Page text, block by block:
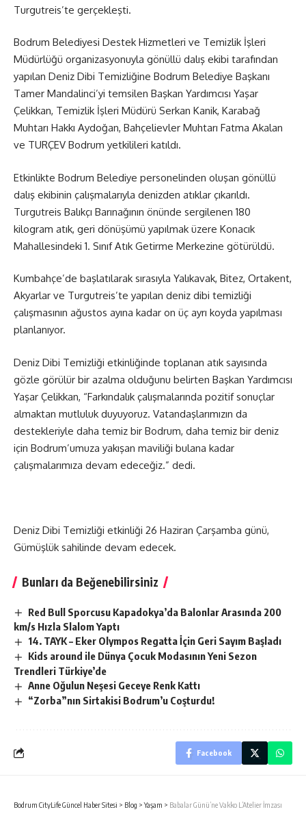
Turgutreis’te gerçekleşti.
Bodrum Belediyesi Destek Hizmetleri ve Temizlik İşleri
Müdürlüğü organizasyonuyla gönüllü dalış ekibi tarafından
yapılan Deniz Dibi Temizliğine Bodrum Belediye Başkanı
Tamer Mandalinci’yi temsilen Başkan Yardımcısı Yaşar
Çelikkan, Temizlik İşleri Müdürü Serkan Kanik, Karabağ
Muhtarı Hakkı Aydoğan, Bahçelievler Muhtarı Fatma Akalan
ve TURÇEV Bodrum yetkilileri katıldı.
Etkinlikte Bodrum Belediye personelinden oluşan gönüllü
dalış ekibinin çalışmalarıyla denizden atıklar çıkarıldı.
Turgutreis Balıkçı Barınağının önünde sergilenen 180
kilogram atık, geri dönüşümü yapılmak üzere Konacık
Mahallesindeki 1. Sınıf Atık Getirme Merkezine götürüldü.
Kumbahçe’de başlatılarak sırasıyla Yalıkavak, Bitez, Ortakent,
Akyarlar ve Turgutreis’te yapılan deniz dibi temizliği
çalışmasının ağustos ayına kadar on üç ayrı koyda yapılması
planlanıyor.
Deniz Dibi Temizliği etkinliğinde toplanan atık sayısında
gözle görülür bir azalma olduğunu belirten Başkan Yardımcısı
Yaşar Çelikkan, “Farkındalık çalışmalarında pozitif sonuçlar
almaktan mutluluk duyuyoruz. Vatandaşlarımızın da
destekleriyle daha temiz bir Bodrum, daha temiz bir deniz
için Bodrum’umuza yakışan maviliği bulana kadar
çalışmalarımıza devam edeceğiz.” dedi.
Deniz Dibi Temizliği etkinliği 26 Haziran Çarşamba günü,
Gümüşlük sahilinde devam edecek.
Bunları da Beğenebilirsiniz
Red Bull Sporcusu Kapadokya’da Balonlar Arasında 200
km/s Hızla Slalom Yaptı
14. TAYK – Eker Olympos Regatta İçin Geri Sayım Başladı
Kids around ile Dünya Çocuk Modasının Yeni Sezon
Trendleri Türkiye’de
Anne Oğulun Neşesi Geceye Renk Kattı
“Zorba”nın Sirtakisi Bodrum’u Coşturdu!
Facebook
Bodrum CityLife Güncel Haber Sitesi > Blog >Yaşam > Babalar Günü’ne Vakko L’Atelier İmzası